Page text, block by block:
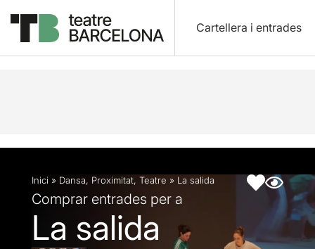
Cartellera i entrades
Descripció Fitxa artística
Inici » Dansa, Proximitat, Teatre » La salida
Comprar entrades per a
La salida